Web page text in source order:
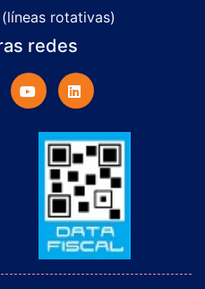
rotativas)
redes